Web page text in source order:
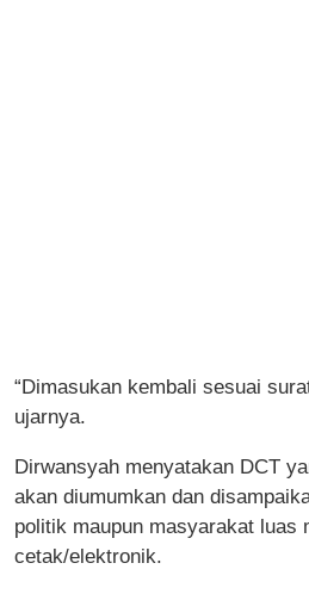
“Dimasukan kembali sesuai
ujarnya.
Dirwansyah menyatakan DCT
akan diumumkan dan
politik maupun masyarakat luas
cetak/elektronik.